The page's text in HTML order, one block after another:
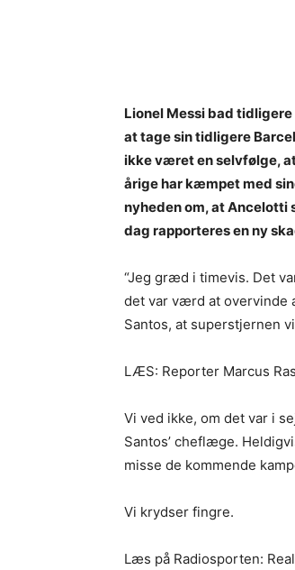
Lionel Messi bad
at tage sin tidligere
ikke været en selvfølge,
årige har kæmpet med
nyheden om, at Ancelotti
dag rapporteres en ny
“Jeg græd i timevis. Det
det var værd at overvinde
Santos, at superstjernen
LÆS: Reporter Marcus
Vi ved ikke, om det var i
Santos’ cheflæge.
misse de kommende
Vi krydser fingre.
Læs på Radiosporten: